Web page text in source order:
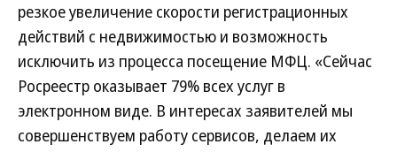
резкое увеличение скорости регистрационных
действий с недвижимостью и возможность
исключить из процесса посещение МФЦ. «Сейчас
Росреестр оказывает 79% всех услуг в
электронном виде. В интересах заявителей мы
совершенствуем работу сервисов, делаем их